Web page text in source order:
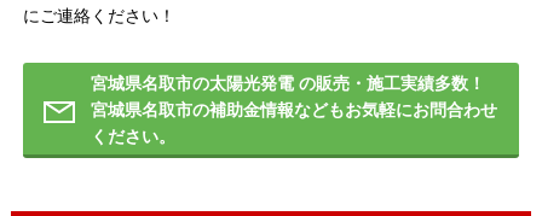
にご連絡ください！
宮城県名取市の太陽光発電 の販売・施工実績多数！
宮城県名取市の補助金情報などもお気軽にお問合わせ
ください。